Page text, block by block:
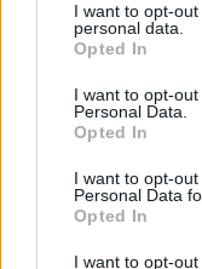
I want to opt-
personal data.
Opted In
I want to opt-
Personal Data.
Opted In
I want to opt-
Personal Data
Opted In
I want to opt-out